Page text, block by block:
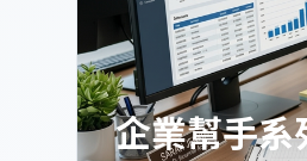
企業幫手系